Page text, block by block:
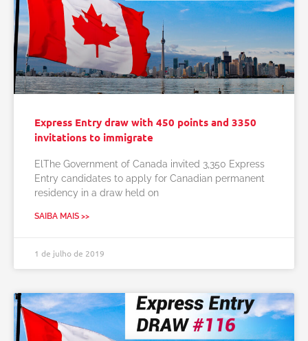
Express Entry draw with 450 points and 3350
invitations to immigrate
ElThe Government of Canada invited 3,350 Express
Entry candidates to apply for Canadian permanent
residency in a draw held on
SAIBA MAIS >>
1 de julho de 2019